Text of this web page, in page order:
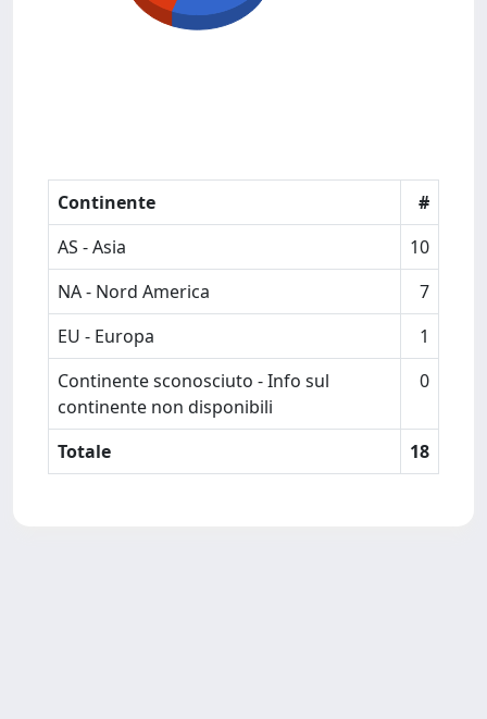
Continente
#
AS - Asia
10
NA - Nord America
7
EU - Europa
1
Continente sconosciuto - Info sul
continente non disponibili
0
Totale 18